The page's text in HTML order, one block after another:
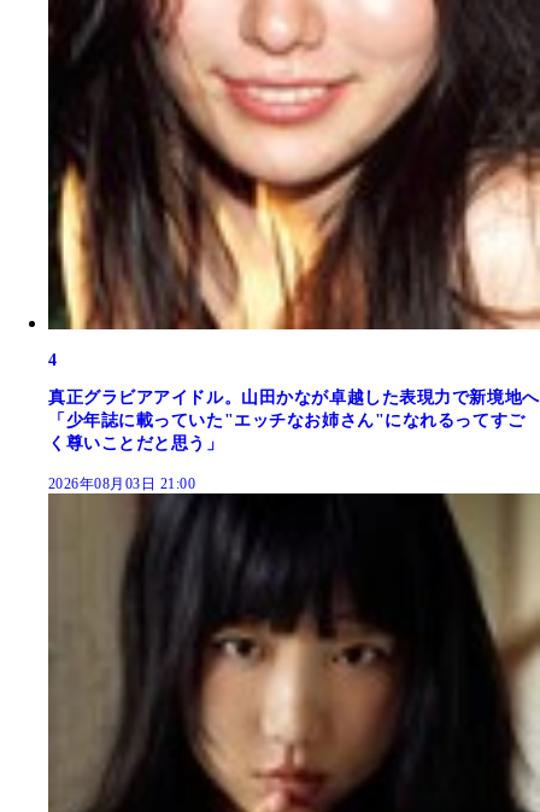
4
真正グラビアアイドル。山田かなが卓越した表現力で新境地へ
「少年誌に載っていた"エッチなお姉さん"になれるってすご
く尊いことだと思う」
2026年08月03日 21:00